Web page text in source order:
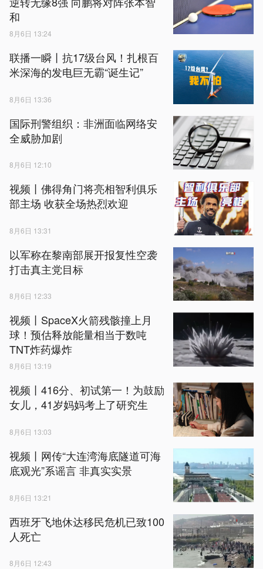
和
8月6日 13:24
联播一瞬丨抗17级台风！扎根百
米深海的发电巨无霸“诞生记”
8月6日 13:36
国际刑警组织：非洲面临网络安
全威胁加剧
8月6日 12:10
视频丨佛得角门将亮相智利俱乐
部主场 收获全场热烈欢迎
8月6日 13:31
以军称在黎南部展开报复性空袭
打击真主党目标
8月6日 12:33
视频丨SpaceX火箭残骸撞上月
球！预估释放能量相当于数吨
TNT炸药爆炸
8月6日 13:19
视频丨416分、初试第一！为鼓励
女儿，41岁妈妈考上了研究生
8月6日 13:03
视频丨网传“大连湾海底隧道可海
底观光”系谣言 非真实实景
8月6日 13:21
西班牙飞地休达移民危机已致100
人死亡
8月6日 12:43